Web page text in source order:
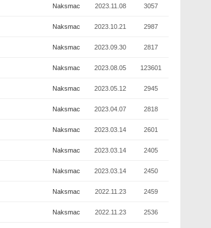
Naksmac 2023.11.08 3057
Naksmac 2023.10.21 2987
Naksmac 2023.09.30 2817
Naksmac 2023.08.05 123601
Naksmac 2023.05.12 2945
Naksmac 2023.04.07 2818
Naksmac 2023.03.14 2601
Naksmac 2023.03.14 2405
Naksmac 2023.03.14 2450
Naksmac 2022.11.23 2459
Naksmac 2022.11.23 2536